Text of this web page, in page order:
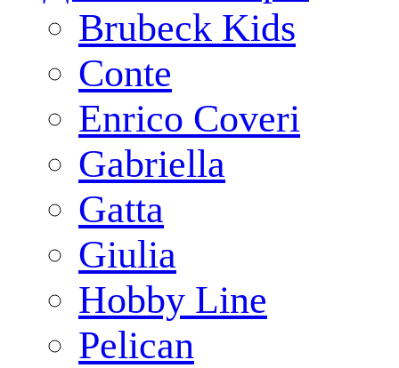
Brubeck Kids
Conte
Enrico Coveri
Gabriella
Gatta
Giulia
Hobby Line
Pelican